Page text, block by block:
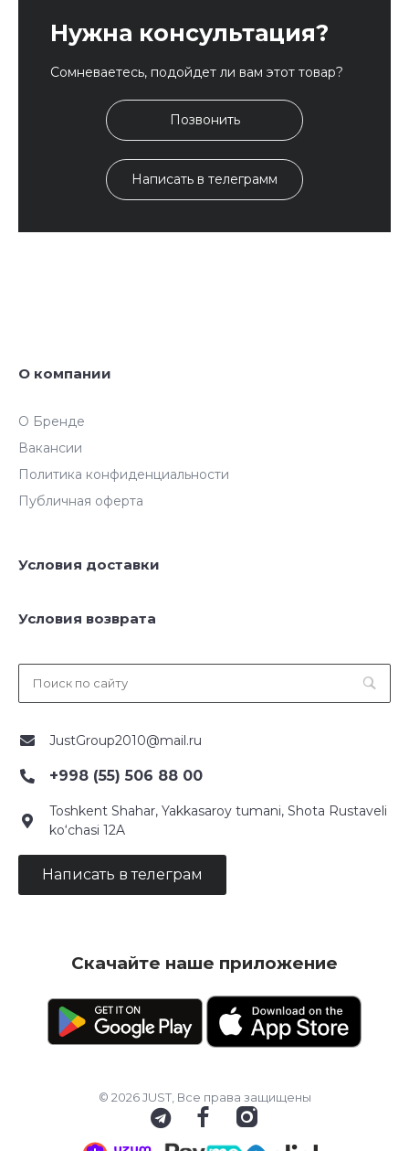
Нужна консультация?
Сомневаетесь, подойдет ли вам этот товар?
Позвонить
Написать в телеграмм
О компании
О Бренде
Вакансии
Политика конфиденциальности
Публичная оферта
Условия доставки
Условия возврата
JustGroup2010@mail.ru
+998 (55) 506 88 00
Toshkent Shahar, Yakkasaroy tumani, Shota Rustaveli
ko‘chasi 12A
Написать в телеграм
Скачайте наше приложение
© 2026 JUST, Все права защищены